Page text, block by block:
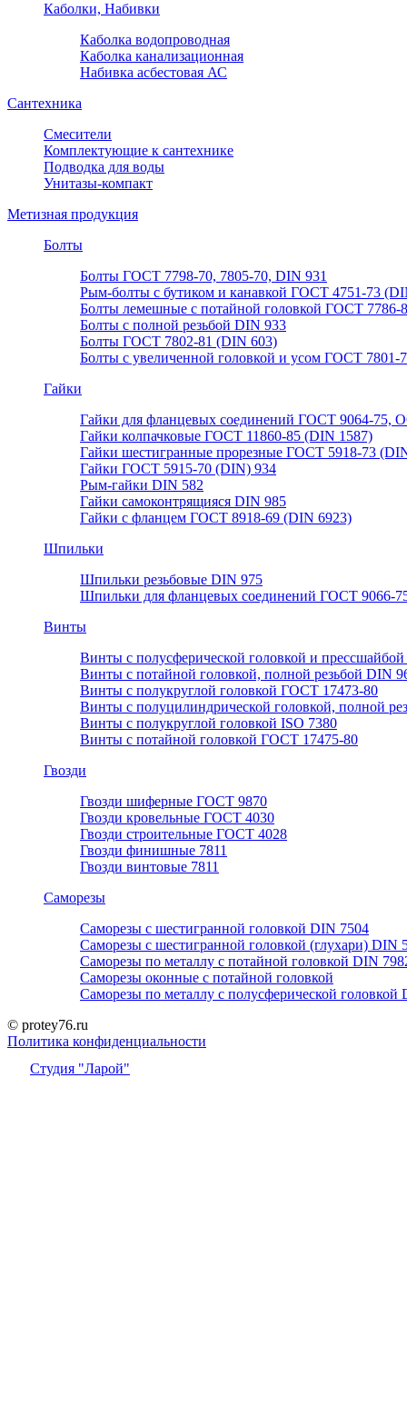
Каболки, Набивки
Каболка водопроводная
Каболка канализационная
Набивка асбестовая АС
Сантехника
Смесители
Комплектующие к сантехнике
Подводка для воды
Унитазы-компакт
Метизная продукция
Болты
Болты ГОСТ 7798-70, 7805-70, DIN 931
Рым-болты с бутиком и канавкой ГОСТ 4751-73
Болты лемешные с потайной головкой ГОСТ 7786-
Болты с полной резьбой DIN 933
Болты ГОСТ 7802-81 (DIN 603)
Болты с увеличенной головкой и усом ГОСТ 7801-
Гайки
Гайки для фланцевых соединений ГОСТ 9064-75,
Гайки колпачковые ГОСТ 11860-85 (DIN 1587)
Гайки шестигранные прорезные ГОСТ 5918-73
Гайки ГОСТ 5915-70 (DIN) 934
Рым-гайки DIN 582
Гайки самоконтрящияся DIN 985
Гайки с фланцем ГОСТ 8918-69 (DIN 6923)
Шпильки
Шпильки резьбовые DIN 975
Шпильки для фланцевых соединений ГОСТ 9066-
Винты
Винты с полусферической головкой и
Винты с потайной головкой, полной резьбой DIN
Винты с полукруглой головкой ГОСТ 17473-80
Винты с полуцилиндрической головкой, полной
Винты с полукруглой головкой ISO 7380
Винты с потайной головкой ГОСТ 17475-80
Гвозди
Гвозди шиферные ГОСТ 9870
Гвозди кровельные ГОСТ 4030
Гвозди строительные ГОСТ 4028
Гвозди финишные 7811
Гвозди винтовые 7811
Саморезы
Саморезы с шестигранной головкой DIN 7504
Саморезы с шестигранной головкой (глухари) DIN
Саморезы по металлу с потайной головкой DIN
Саморезы оконные с потайной головкой
Саморезы по металлу с полусферической головкой
© protey76.ru
Политика конфиденциальности
Студия "Ларой"